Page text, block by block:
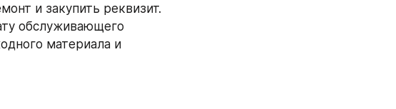
и закупить реквизит.
обслуживающего
материала и